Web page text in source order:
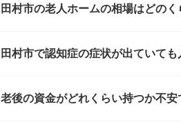
田村市の老人ホームの相場はどのく
田村市で認知症の症状が出ていて
老後の資金がどれくらい持つか不